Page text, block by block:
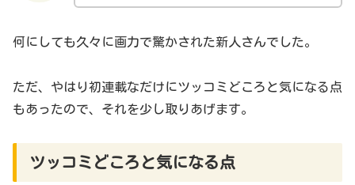
何にしても久々に画力で驚かされた新人さんでした。
ただ、やはり初連載なだけにツッコミどころと気になる点
もあったので、それを少し取りあげます。
ツッコミどころと気になる点